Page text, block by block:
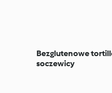
Bezglutenowe
soczewicy